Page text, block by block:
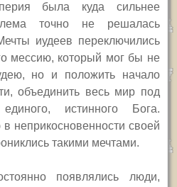
была куда сильнее
точно не решалась
иудеев переключились
мессию, который мог бы не
но и положить начало
объединить весь мир под
истинного Бога.
неприкосновенности своей
такими мечтами.
появлялись люди,